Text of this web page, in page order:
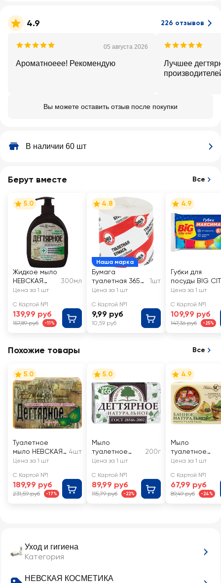
4.9 226 отзывов
05 августа 2026
Ароматноеее! Рекомендую
Лучшее
Вы можете оставить отзыв после покупки
В наличии 60 шт
Уход и гигиена
Категория
НЕВСКАЯ КОСМЕТИКА
Берут вместе Все
5.0
Жидкое мыло
НЕВСКАЯ
КОСМЕТИКА
300мл
Цена за 1 шт
С Картой №1
139,99 руб
157,89 руб -11%
Наша марка
4.8
Бумага
туалетная 365
ДНЕЙ 1 слой без
1шт
Цена за 1 шт
С Картой №1
9,99 руб
10,59 руб
4.9
Губки для
посуды BIG
LIFE Максима, с
поверхностью,
5+1 шт
Цена за 1 шт
С Картой №1
109,99 руб
147,36 руб -25%
Похожие товары Все
5.0
Туалетное
мыло НЕВСКАЯ
КОСМЕТИКА
березовым
дегтем
4шт
Цена за 1 шт
С Картой №1
189,99 руб
231,59 руб -17%
5.0
Мыло
туалетное
РЕЦЕПТЫ
Дегтярное
200г
Цена за 1 шт
С Картой №1
89,99 руб
115,79 руб -22%
4.9
Мыло
туалетное
НЕВСКАЯ
Банное
Цена за 1 шт
С Картой №1
67,99 руб
89,49 руб -24%